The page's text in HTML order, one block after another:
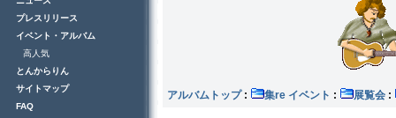
プレスリリース
イベント・アルバム
高人気
とんからりん
サイトマップ
FAQ
アルバムトップ: 集re イベント : 展覧会 :